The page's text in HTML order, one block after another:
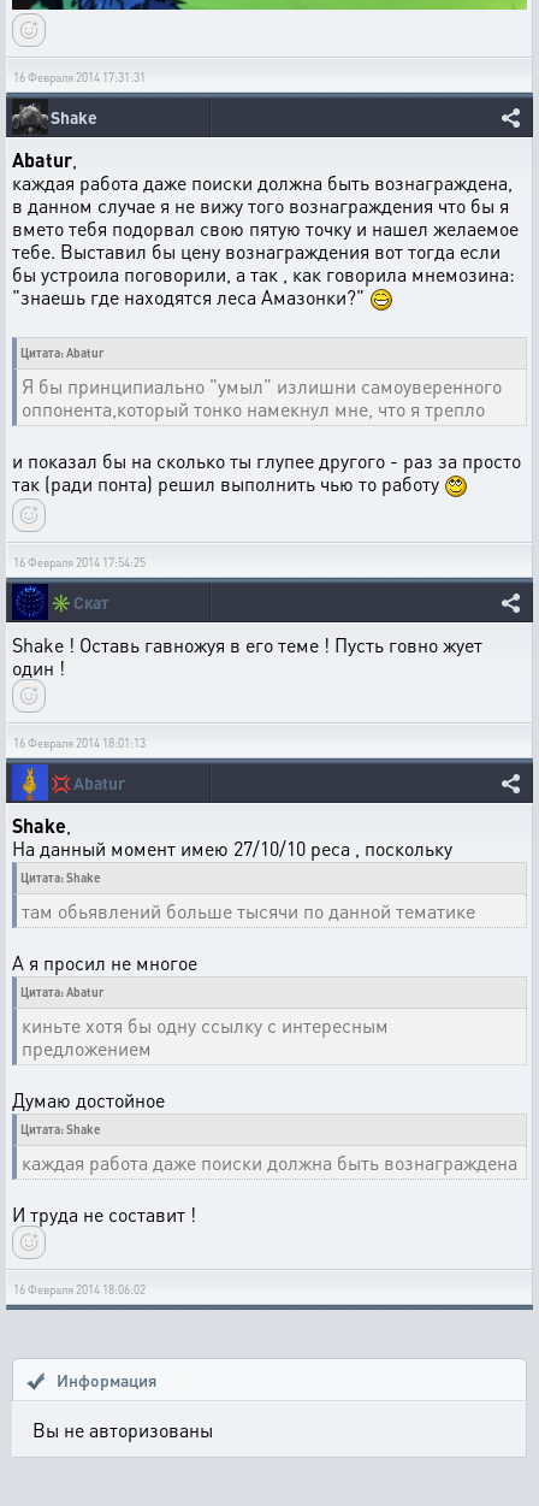
16 Февраля 2014 17:31:31
Shake
Abatur
каждая работа даже поиски должна быть вознаграждена,
в данном случае я не вижу того вознаграждения что бы я
вмето тебя подорвал свою пятую точку и нашел желаемое
тебе. Выставил бы цену вознаграждения вот тогда если
бы устроила поговорили, а так , как говорила мнемозина:
"знаешь где находятся леса Амазонки?"
Цитата: Abatur
Я бы принципиально "умыл" излишни самоуверенного
оппонента,который тонко намекнул мне, что я трепло
и показал бы на сколько ты глупее другого - раз за просто
так (ради понта) решил выполнить чью то работу
16 Февраля 2014 17:54:25
✳️ Скат
Shake ! Оставь гавножуя в его теме ! Пусть говно жует
один !
16 Февраля 2014 18:01:13
💢Abatur
Shake
На данный момент имею 27/10/10 реса , поскольку
Цитата: Shake
там обьявлений больше тысячи по данной тематике
А я просил не многое
Цитата: Abatur
киньте хотя бы одну ссылку с интересным
предложением
Думаю достойное
Цитата: Shake
каждая работа даже поиски должна быть вознаграждена
И труда не составит !
16 Февраля 2014 18:06:02
Информация
Вы не авторизованы